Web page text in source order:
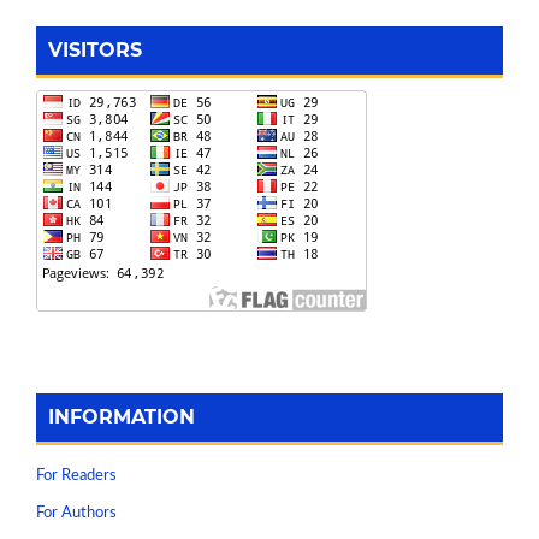
VISITORS
INFORMATION
For Readers
For Authors